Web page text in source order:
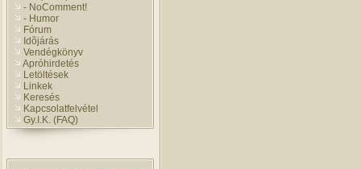
- NoComment!
- Humor
Fórum
Idõjárás
Vendégkönyv
Apróhirdetés
Letöltések
Linkek
Keresés
Kapcsolatfelvétel
Gy.I.K. (FAQ)